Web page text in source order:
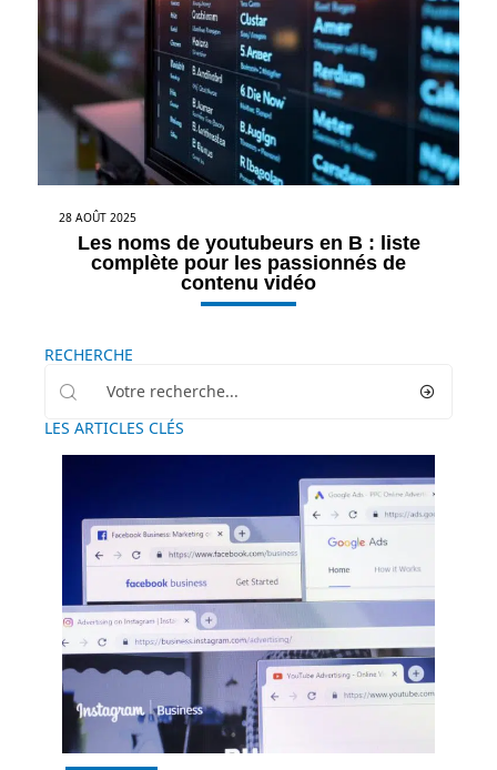
28 AOÛT 2025
Les noms de youtubeurs en B : liste
complète pour les passionnés de
contenu vidéo
RECHERCHE
LES ARTICLES CLÉS